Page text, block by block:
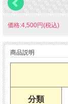
価格:4,500円(税込)
商品説明
分類